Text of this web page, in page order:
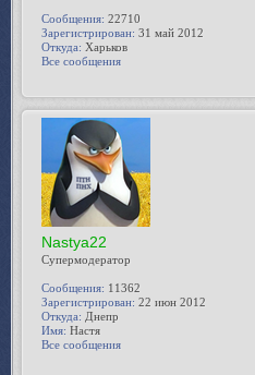
Сообщения: 22710
Зарегистрирован: 31 май 2012
Откуда: Харьков
Все сообщения
Nastya22
Супермодератор
Сообщения: 11362
Зарегистрирован: 22 июн 2012
Откуда: Днепр
Имя: Настя
Все сообщения